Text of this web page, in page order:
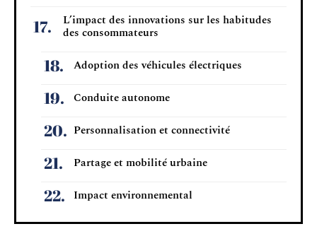
L’impact des innovations sur les habitudes
des consommateurs
Adoption des véhicules électriques
Conduite autonome
Personnalisation et connectivité
Partage et mobilité urbaine
Impact environnemental